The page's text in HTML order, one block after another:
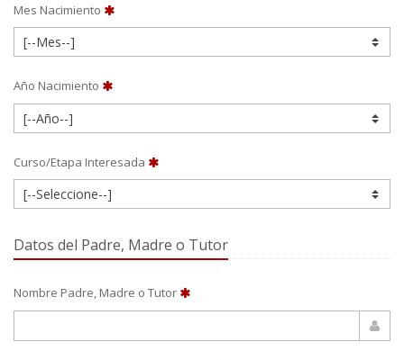
Mes Nacimiento
Año Nacimiento
Curso/Etapa Interesada
Datos del Padre, Madre o Tutor
Nombre Padre, Madre o Tutor